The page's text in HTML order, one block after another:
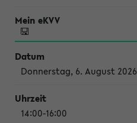
Donnerstag, 6. August 2026
14:00-16:00